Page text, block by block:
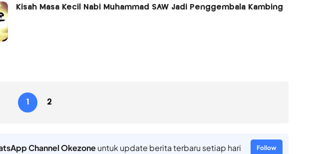
Kisah Masa Kecil Nabi Muhammad SAW Jadi Penggembala Kambing
1 2
Channel Okezoneuntuk update berita terbaru setiap hari Follow